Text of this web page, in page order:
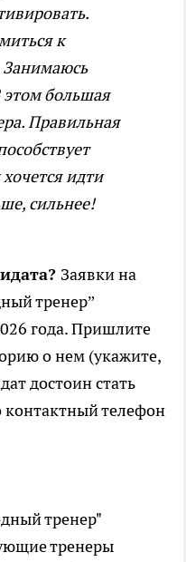
к
Занимаюсь
этом большая
Правильная
хочется идти
сильнее!
Заявки на
тренер”
года. Пришлите
о нем (укажите,
достоин стать
телефон
тренер"
тренеры